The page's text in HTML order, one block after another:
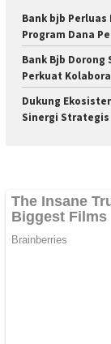
Bank bjb
Program Dana
Bank Bjb
Perkuat
Dukung
Sinergi Strategis